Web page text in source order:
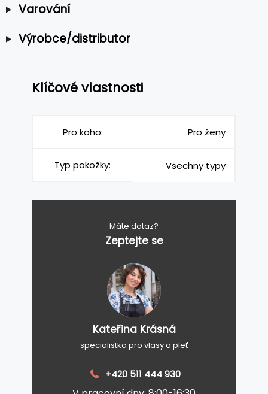
Varování
Výrobce/distributor
Klíčové vlastnosti
Pro koho: Pro ženy
Typ pokožky: Všechny typy
Máte dotaz?
Zeptejte se
Kateřina Krásná
specialistka pro vlasy a pleť
+420 511 444 930